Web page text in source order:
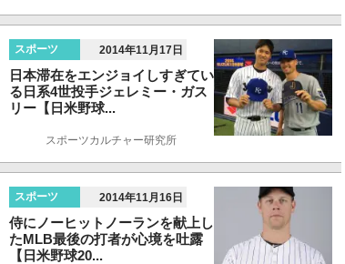
スポーツ 2014年11月17日
日本滞在をエンジョイしすぎてい
る日系4世投手ジェレミー・ガス
リー【日米野球...
スポーツカルチャー研究所
スポーツ 2014年11月16日
侍にノーヒットノーランを献上し
たMLB最後の打者が心境を吐露
【日米野球20...